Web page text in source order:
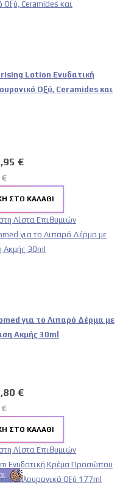
Lotion Ενυδατική
Οξύ, Ceramides και
€
€
ΣΤΟ ΚΑΛΆΘΙ
Λίστα Επιθυμιών
για το Λιπαρό Δέρμα με
Ακμής 30ml
€
€
ΣΤΟ ΚΑΛΆΘΙ
Λίστα Επιθυμιών